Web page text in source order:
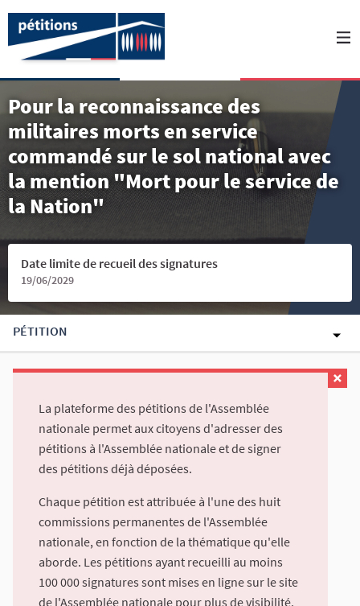
Pour la reconnaissance des
militaires morts en service
commandé sur le sol national avec
la mention "Mort pour le service de
la Nation"
Date limite de recueil des signatures
19/06/2029
PÉTITION
La plateforme des pétitions de l'Assemblée
nationale permet aux citoyens d'adresser des
pétitions à l'Assemblée nationale et de signer
des pétitions déjà déposées.
Chaque pétition est attribuée à l'une des huit
commissions permanentes de l'Assemblée
nationale, en fonction de la thématique qu'elle
aborde. Les pétitions ayant recueilli au moins
100 000 signatures sont mises en ligne sur le site
de l'Assemblée nationale pour plus de visibilité.